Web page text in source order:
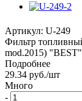
Артикул: U-249
Фильтр
mod.2015)
Подробнее
29.34 руб./шт
Много
-